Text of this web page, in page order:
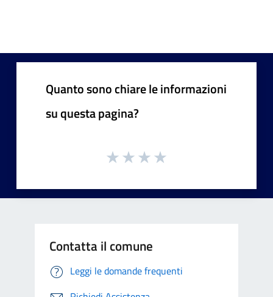
Quanto sono chiare le informazioni
su questa pagina?
Contatta il comune
Leggi le domande frequenti